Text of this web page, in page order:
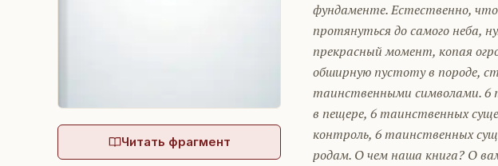
Читать фрагмент
фундаменте. Естественно,
протянуться до самого неба,
прекрасный момент, копая
обширную пустоту в породе,
таинственными символами. 6
в пещере, 6 таинственных
контроль, 6 таинственных
родам. О чем наша книга? О